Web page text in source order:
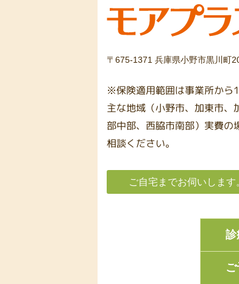
〒675-1371 兵庫県小野市黒川町
※保険適用範囲は事業所から
主な地域（小野市、加東市
部中部、西脇市南部）実費の
相談ください。
ご自宅までお伺いします
診
ご